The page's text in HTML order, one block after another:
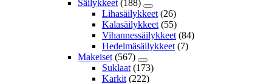
Säilykkeet (188)
Lihasäilykkeet (26)
Kalasäilykkeet (55)
Vihannessäilykkeet (84)
Hedelmäsäilykkeet (7)
Makeiset (567)
Suklaat (173)
Karkit (222)